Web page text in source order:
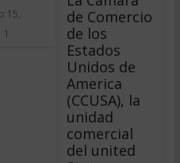
15,
1
de Comercio
de los
Estados
Unidos de
America
(CCUSA), la
unidad
comercial
del united